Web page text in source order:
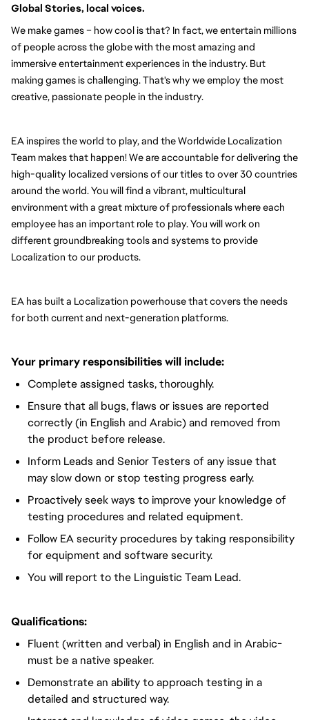
Global Stories, local voices.
We make games – how cool is that? In fact, we entertain millions
of people across the globe with the most amazing and
immersive entertainment experiences in the industry. But
making games is challenging. That's why we employ the most
creative, passionate people in the industry.
EA inspires the world to play, and the Worldwide Localization
Team makes that happen! We are accountable for delivering the
high-quality localized versions of our titles to over 30 countries
around the world. You will find a vibrant, multicultural
environment with a great mixture of professionals where each
employee has an important role to play. You will work on
different groundbreaking tools and systems to provide
Localization to our products.
EA has built a Localization powerhouse that covers the needs
for both current and next-generation platforms.
Your primary responsibilities will include:
Complete assigned tasks, thoroughly.
Ensure that all bugs, flaws or issues are reported
correctly (in English and Arabic) and removed from
the product before release.
Inform Leads and Senior Testers of any issue that
may slow down or stop testing progress early.
Proactively seek ways to improve your knowledge of
testing procedures and related equipment.
Follow EA security procedures by taking responsibility
for equipment and software security.
You will report to the Linguistic Team Lead.
Qualifications:
Fluent (written and verbal) in English and in Arabic-
must be a native speaker.
Demonstrate an ability to approach testing in a
detailed and structured way.